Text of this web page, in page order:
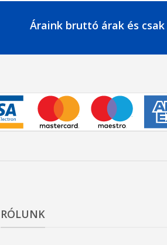
Áraink bruttó árak és
RÓLUNK